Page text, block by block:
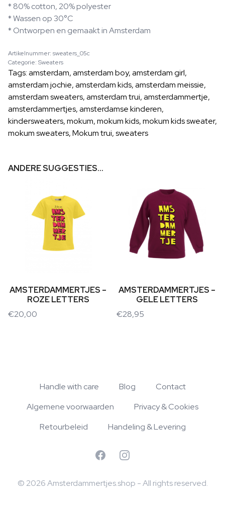
* 80% cotton, 20% polyester
* Wassen op 30°C
* Ontworpen en gemaakt in Amsterdam
Artikelnummer: sweaters_05c
Categorie: Sweaters
Tags:amsterdam,amsterdam boy,amsterdam girl,
amsterdam jochie,amsterdam kids,amsterdam meissie,
amsterdam sweaters,amsterdam trui,amsterdammertje,
amsterdammertjes,amsterdamse kinderen,
kindersweaters,mokum,mokum kids,mokum kids sweater,
mokum sweaters,Mokum trui,sweaters
ANDERE SUGGESTIES…
AMSTERDAMMERTJES –
ROZE LETTERS
€20,00
AMSTERDAMMERTJES –
GELE LETTERS
€28,95
Handle with care Blog
Contact
Algemene voorwaarden
Privacy & Cookies
Retourbeleid
Handeling & Levering
FacebookInstagram
© 2026 Amsterdammertjes.shop - All rights reserved.